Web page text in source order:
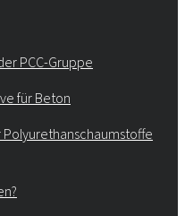
PCC-Gruppe
für Beton
Polyurethanschaumstoffe